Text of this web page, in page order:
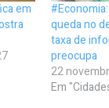
em
queda no
taxa de
preocupa
22
Em